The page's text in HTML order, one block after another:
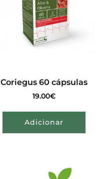
Coriegus 60 cápsulas
19.00€
Adicionar